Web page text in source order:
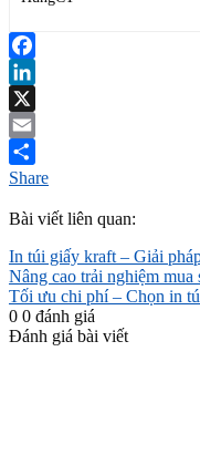
Facebook
LinkedIn
X
Email
Share
Bài viết liên quan:
In túi giấy kraft – Giải
Nâng cao trải nghiệm
Tối ưu chi phí – Chọn in
0 0 đánh giá
Đánh giá bài viết